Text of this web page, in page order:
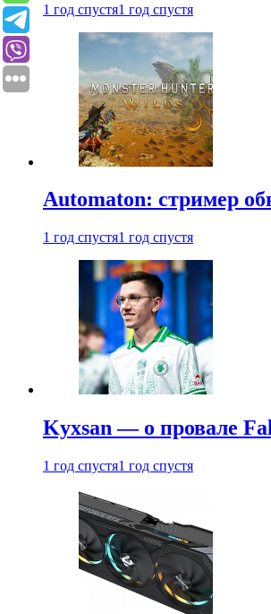
1 год спустя1 год спустя
Automaton: стример
1 год спустя1 год спустя
Kyxsan — о провале
1 год спустя1 год спустя